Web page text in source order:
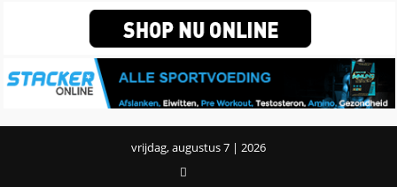
vrijdag, augustus 7 | 2026